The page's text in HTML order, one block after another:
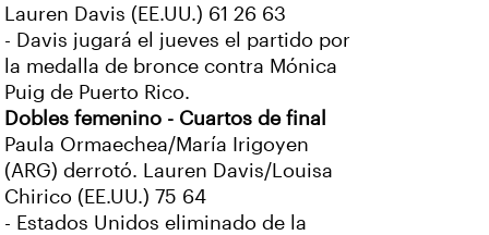
Lauren Davis (EE.UU.) 61 26 63
- Davis jugará el jueves el partido por
la medalla de bronce contra Mónica
Puig de Puerto Rico.
Dobles femenino - Cuartos de final
Paula Ormaechea/María Irigoyen
(ARG) derrotó. Lauren Davis/Louisa
Chirico (EE.UU.) 75 64
- Estados Unidos eliminado de la